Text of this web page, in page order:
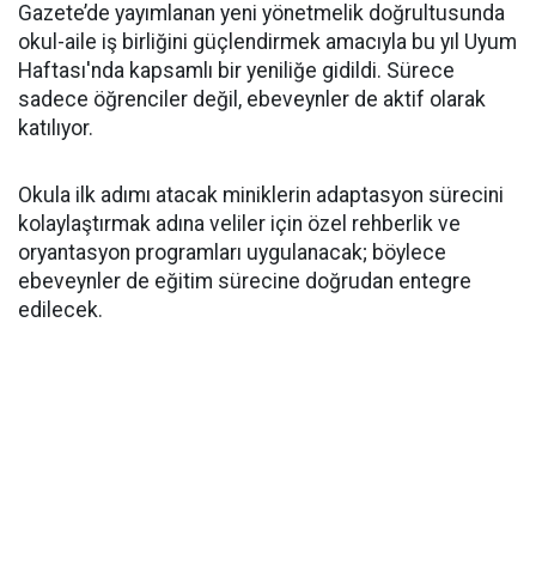
Gazete’de yayımlanan yeni yönetmelik doğrultusunda
okul-aile iş birliğini güçlendirmek amacıyla bu yıl Uyum
Haftası'nda kapsamlı bir yeniliğe gidildi. Sürece
sadece öğrenciler değil, ebeveynler de aktif olarak
katılıyor.
Okula ilk adımı atacak miniklerin adaptasyon sürecini
kolaylaştırmak adına veliler için özel rehberlik ve
oryantasyon programları uygulanacak; böylece
ebeveynler de eğitim sürecine doğrudan entegre
edilecek.